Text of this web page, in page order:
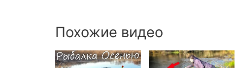
Похожие видео